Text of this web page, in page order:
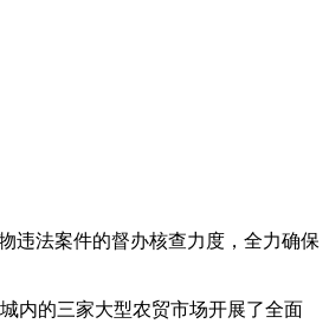
法案件的督办核查力度，全力确保
内的三家大型农贸市场开展了全面